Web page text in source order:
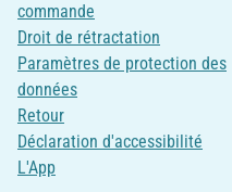
commande
Droit de rétractation
Paramètres de protection des
données
Retour
Déclaration d'accessibilité
L'App